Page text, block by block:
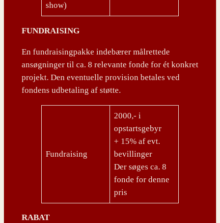
show)
FUNDRAISING
En fundraisingpakke indebærer målrettede
ansøgninger til ca. 8 relevante fonde for ét konkret
projekt. Den eventuelle provision betales ved
fondens udbetaling af støtte.
Fundraising
2000,- i
opstartsgebyr
+ 15% af evt.
bevillinger
Der søges ca. 8
fonde for denne
pris
RABAT